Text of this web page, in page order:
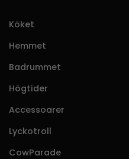
Köket
Hemmet
Badrummet
Högtider
Accessoarer
Lyckotroll
CowParade